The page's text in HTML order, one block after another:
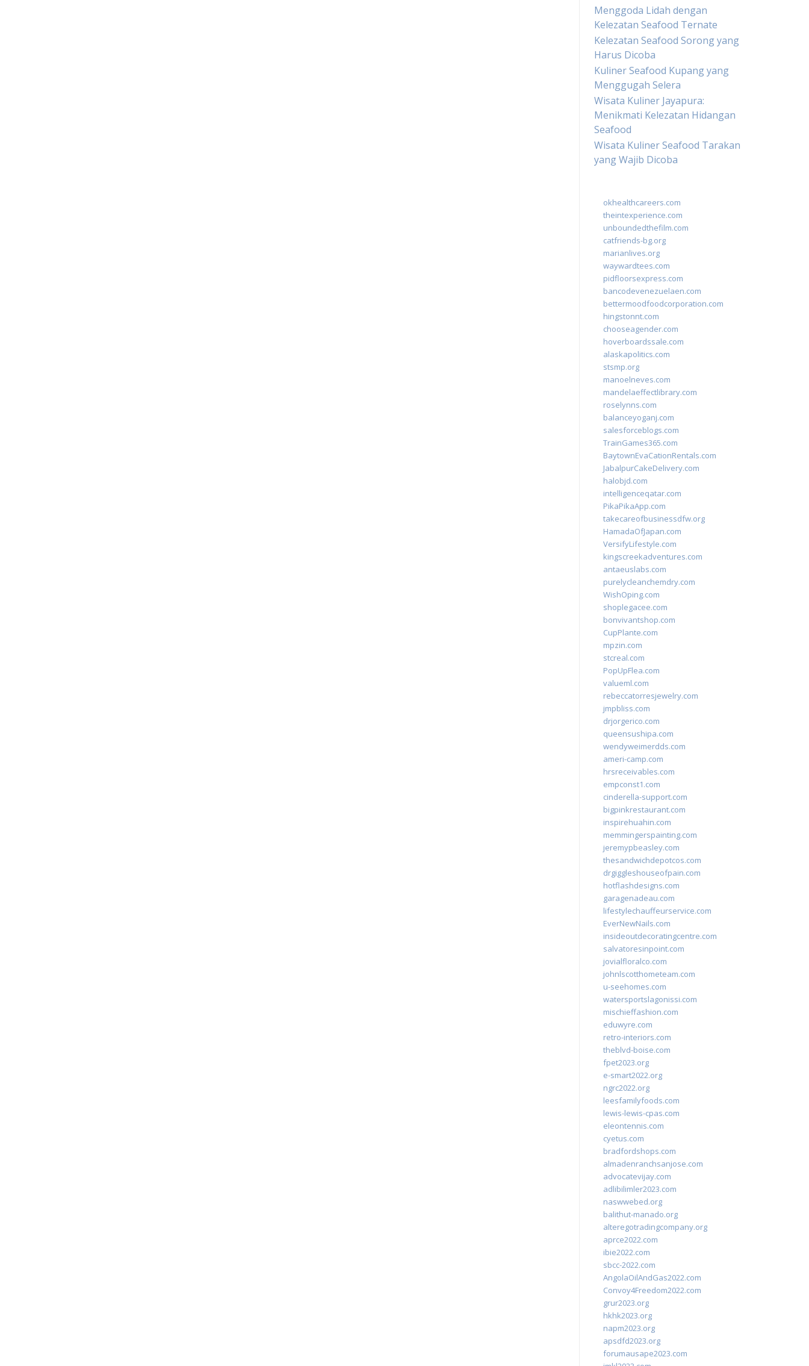
Menggoda Lidah dengan
Kelezatan Seafood Ternate
Kelezatan Seafood Sorong yang
Harus Dicoba
Kuliner Seafood Kupang yang
Menggugah Selera
Wisata Kuliner Jayapura:
Menikmati Kelezatan Hidangan
Seafood
Wisata Kuliner Seafood Tarakan
yang Wajib Dicoba
okhealthcareers.com
theintexperience.com
unboundedthefilm.com
catfriends-bg.org
marianlives.org
waywardtees.com
pidfloorsexpress.com
bancodevenezuelaen.com
bettermoodfoodcorporation.com
hingstonnt.com
chooseagender.com
hoverboardssale.com
alaskapolitics.com
stsmp.org
manoelneves.com
mandelaeffectlibrary.com
roselynns.com
balanceyoganj.com
salesforceblogs.com
TrainGames365.com
BaytownEvaCationRentals.com
JabalpurCakeDelivery.com
halobjd.com
intelligenceqatar.com
PikaPikaApp.com
takecareofbusinessdfw.org
HamadaOfJapan.com
VersifyLifestyle.com
kingscreekadventures.com
antaeuslabs.com
purelycleanchemdry.com
WishOping.com
shoplegacee.com
bonvivantshop.com
CupPlante.com
mpzin.com
stcreal.com
PopUpFlea.com
valueml.com
rebeccatorresjewelry.com
jmpbliss.com
drjorgerico.com
queensushipa.com
wendyweimerdds.com
ameri-camp.com
hrsreceivables.com
empconst1.com
cinderella-support.com
bigpinkrestaurant.com
inspirehuahin.com
memmingerspainting.com
jeremypbeasley.com
thesandwichdepotcos.com
drgiggleshouseofpain.com
hotflashdesigns.com
garagenadeau.com
lifestylechauffeurservice.com
EverNewNails.com
insideoutdecoratingcentre.com
salvatoresinpoint.com
jovialfloralco.com
johnlscotthometeam.com
u-seehomes.com
watersportslagonissi.com
mischieffashion.com
eduwyre.com
retro-interiors.com
theblvd-boise.com
fpet2023.org
e-smart2022.org
ngrc2022.org
leesfamilyfoods.com
lewis-lewis-cpas.com
eleontennis.com
cyetus.com
bradfordshops.com
almadenranchsanjose.com
advocatevijay.com
adlibilimler2023.com
naswwebed.org
balithut-manado.org
alteregotradingcompany.org
aprce2022.com
ibie2022.com
sbcc-2022.com
AngolaOilAndGas2022.com
Convoy4Freedom2022.com
grur2023.org
hkhk2023.org
napm2023.org
apsdfd2023.org
forumausape2023.com